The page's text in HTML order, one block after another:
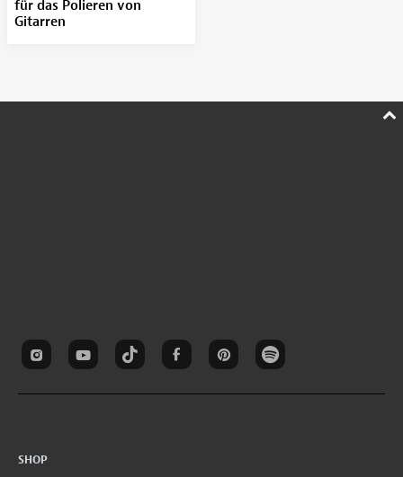
für das Polieren von
Gitarren
SHOP